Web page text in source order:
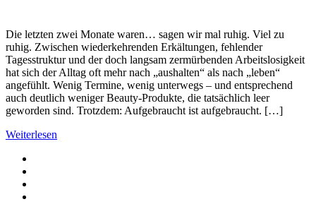
Die letzten zwei Monate waren… sagen wir mal ruhig. Viel zu
ruhig. Zwischen wiederkehrenden Erkältungen, fehlender
Tagesstruktur und der doch langsam zermürbenden Arbeitslosigkeit
hat sich der Alltag oft mehr nach „aushalten“ als nach „leben“
angefühlt. Wenig Termine, wenig unterwegs – und entsprechend
auch deutlich weniger Beauty-Produkte, die tatsächlich leer
geworden sind. Trotzdem: Aufgebraucht ist aufgebraucht. […]
Weiterlesen